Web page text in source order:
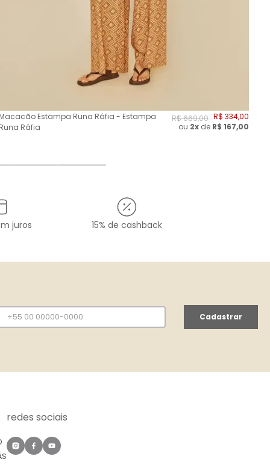
Macacão Estampa Runa Ráfia - Estampa
Runa Ráfia
R$669,00 R$ 334,00
ou 2xde R$ 167,00
juros 15% de cashback
Cadastrar
redes sociais